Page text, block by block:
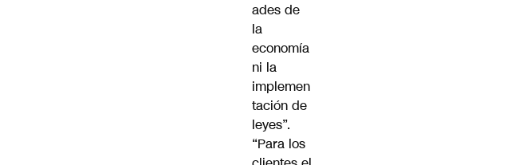
ades de
la
economía
ni la
implemen
tación de
leyes”.
“Para los